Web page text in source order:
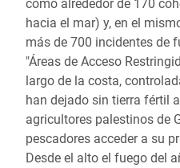
como alrededor de 170
hacia el mar) y, en el
más de 700 incidentes de
"Áreas de Acceso
largo de la costa,
han dejado sin tierra fértil
agricultores palestinos de
pescadores acceder a su
Desde el alto el fuego del